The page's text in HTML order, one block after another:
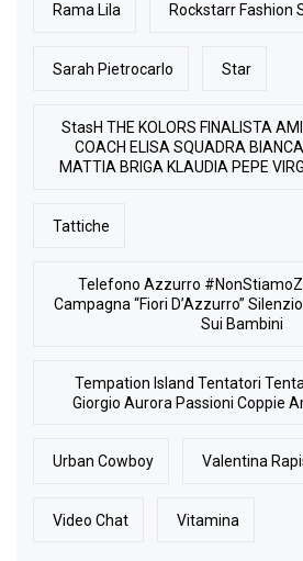
Rama Lila Rockstarr Fashion
Sarah Pietrocarlo Star
StasH THE KOLORS FINALISTA
COACH ELISA SQUADRA
MATTIA BRIGA KLAUDIA PEPE
Tattiche
Telefono Azzurro
Campagna “Fiori D’Azzurro”
Sui Bambini
Tempation Island Tentatori
Giorgio Aurora Passioni Coppie
Urban Cowboy Valentina
Video Chat Vitamina